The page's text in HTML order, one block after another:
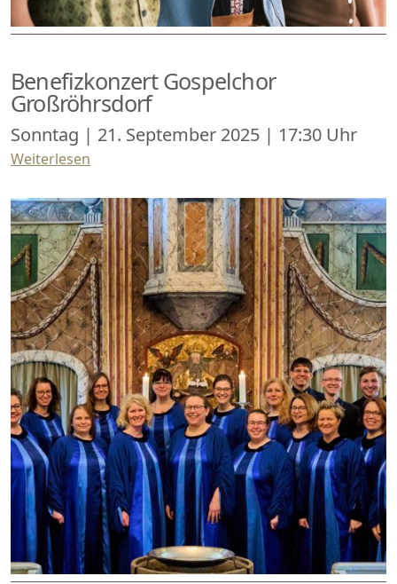
Benefizkonzert Gospelchor
Großröhrsdorf
Sonntag | 21. September 2025 | 17:30 Uhr
Weiterlesen